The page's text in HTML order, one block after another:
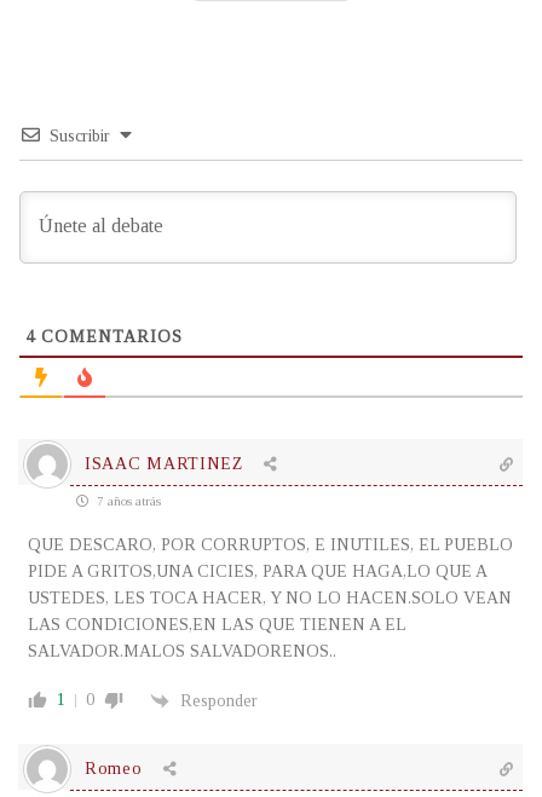
Suscribir
4COMENTARIOS
ISAAC MARTINEZ
7 años atrás
QUE DESCARO, POR CORRUPTOS, E INUTILES, EL PUEBLO
PIDE A GRITOS,UNA CICIES, PARA QUE HAGA,LO QUE A
USTEDES, LES TOCA HACER, Y NO LO HACEN.SOLO VEAN
LAS CONDICIONES,EN LAS QUE TIENEN A EL
SALVADOR.MALOS SALVADORENOS..
1 0 Responder
Romeo